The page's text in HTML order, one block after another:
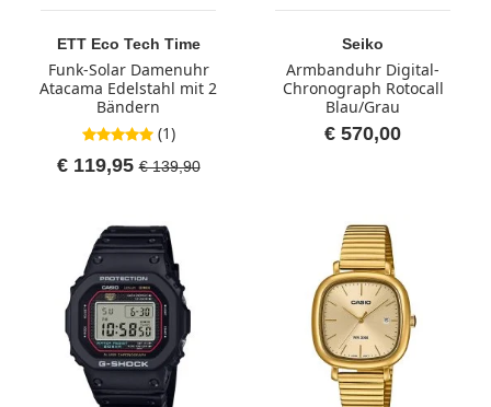
ETT Eco Tech Time
Funk-Solar Damenuhr
Atacama Edelstahl mit 2
Bändern
5,0 von 5 Sternen
(1)
€ 119,95€ 139,90
Seiko
Armbanduhr Digital-
Chronograph Rotocall
Blau/Grau
€ 570,00